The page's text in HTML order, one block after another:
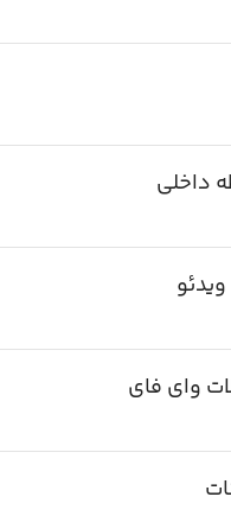
داخلی
وای فای